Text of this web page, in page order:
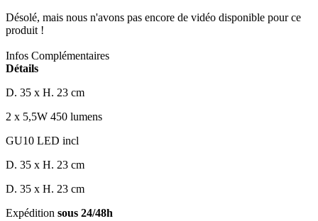
Désolé, mais nous n'avons pas encore de vidéo disponible pour ce
produit !
Infos Complémentaires
Détails
D. 35 x H. 23 cm
2 x 5,5W 450 lumens
GU10 LED incl
D. 35 x H. 23 cm
D. 35 x H. 23 cm
Expédition sous 24/48h